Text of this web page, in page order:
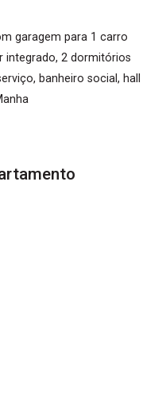
garagem para 1 carro
integrado, 2 dormitórios
banheiro social, hall